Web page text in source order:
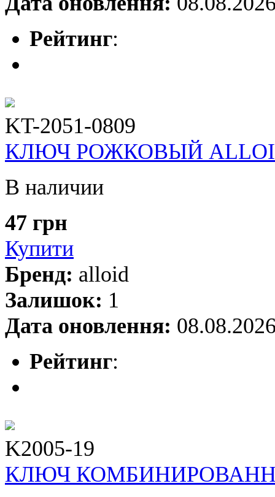
Рейтинг:
KT-2051-0809
КЛЮЧ РОЖКОВЫЙ
В наличии
47 грн
Купити
Бренд: alloid
Залишок: 1
Дата оновлення:
Рейтинг:
K2005-19
КЛЮЧ